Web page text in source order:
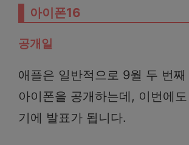
아이폰16
공개일
애플은 일반적으로 9월 두 번
아이폰을 공개하는데, 이번에
기에 발표가 됩니다.